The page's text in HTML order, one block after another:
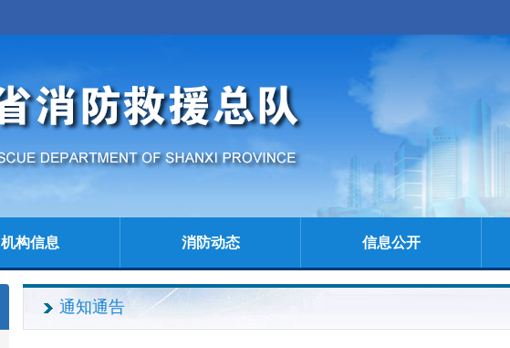
机构信息 消防动态 信息公开
通知通告